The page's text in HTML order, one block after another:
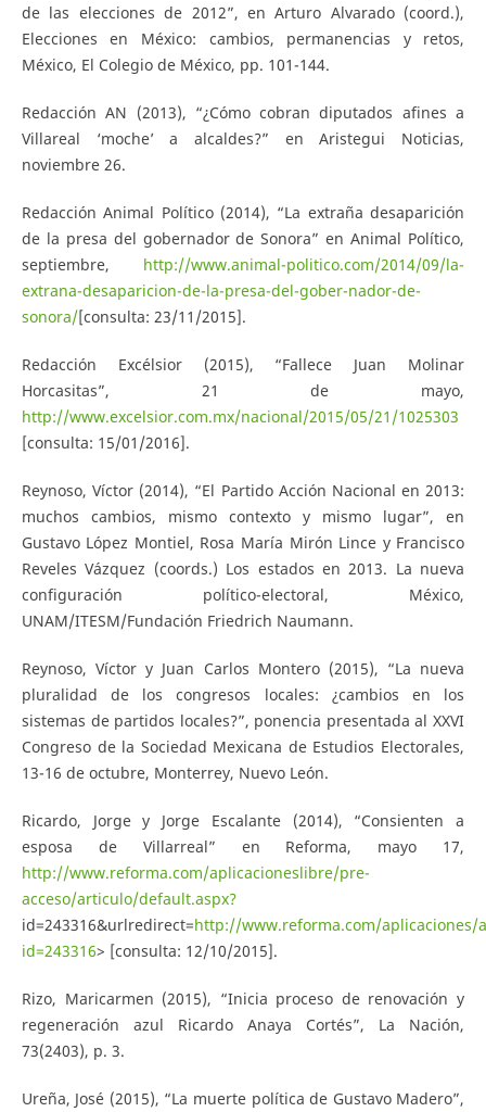
de las elecciones de 2012”, en Arturo Alvarado (coord.),
Elecciones en México: cambios, permanencias y retos,
México, El Colegio de México, pp. 101-144.
Redacción AN (2013), “¿Cómo cobran diputados afines a
Villareal ‘moche’ a alcaldes?” en Aristegui Noticias,
noviembre 26.
Redacción Animal Político (2014), “La extraña desaparición
de la presa del gobernador de Sonora” en Animal Político,
septiembre, http://www.animal-politico.com/2014/09/la-
extrana-desaparicion-de-la-presa-del-gober-nador-de-
sonora/[consulta: 23/11/2015].
Redacción Excélsior (2015), “Fallece Juan Molinar
Horcasitas”, 21 de mayo,
http://www.excelsior.com.mx/nacional/2015/05/21/1025303
[consulta: 15/01/2016].
Reynoso, Víctor (2014), “El Partido Acción Nacional en 2013:
muchos cambios, mismo contexto y mismo lugar”, en
Gustavo López Montiel, Rosa María Mirón Lince y Francisco
Reveles Vázquez (coords.) Los estados en 2013. La nueva
configuración político-electoral, México,
UNAM/ITESM/Fundación Friedrich Naumann.
Reynoso, Víctor y Juan Carlos Montero (2015), “La nueva
pluralidad de los congresos locales: ¿cambios en los
sistemas de partidos locales?”, ponencia presentada al XXVI
Congreso de la Sociedad Mexicana de Estudios Electorales,
13-16 de octubre, Monterrey, Nuevo León.
Ricardo, Jorge y Jorge Escalante (2014), “Consienten a
esposa de Villarreal” en Reforma, mayo 17,
http://www.reforma.com/aplicacioneslibre/pre-
acceso/articulo/default.aspx?
id=243316&urlredirect=http://www.reforma.com/aplicaciones/
id=243316> [consulta: 12/10/2015].
Rizo, Maricarmen (2015), “Inicia proceso de renovación y
regeneración azul Ricardo Anaya Cortés”, La Nación,
73(2403), p. 3.
Ureña, José (2015), “La muerte política de Gustavo Madero”,